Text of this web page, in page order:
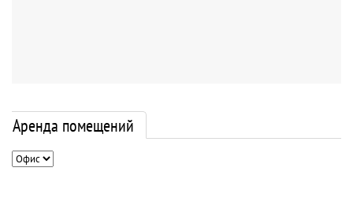
Аренда помещений